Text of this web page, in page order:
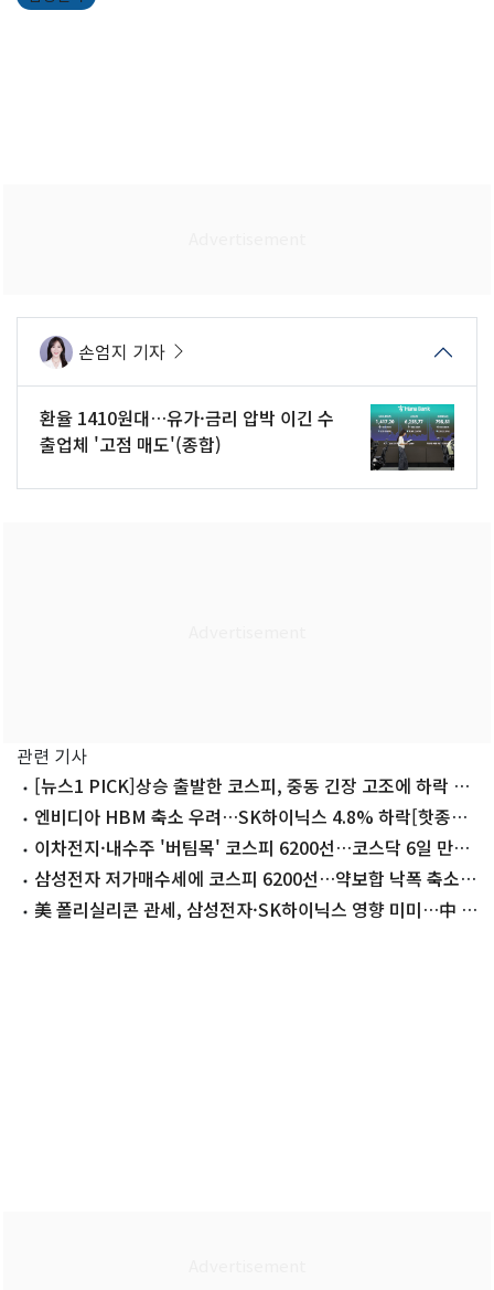
손엄지 기자
환율 1410원대…유가·금리 압박 이긴 수
출업체 '고점 매도'(종합)
관련 기사
[뉴스1 PICK]상승 출발한 코스피, 중동 긴장 고조에 하락 마
감 엔비디아 HBM 축소 우려…SK하이닉스 4.8% 하락[핫종목]
(종합)
이차전지·내수주 '버팀목' 코스피 6200선…코스닥 6일 만에
내림세[시황종합]
삼성전자 저가매수세에 코스피 6200선…약보합 낙폭 축소
[장중시황]
美 폴리실리콘 관세, 삼성전자·SK하이닉스 영향 미미…中 노